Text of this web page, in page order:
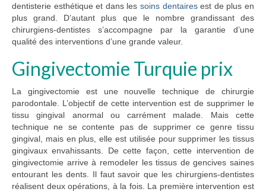
dentisterie esthétique et dans les soins dentairesest de plus en
plus grand. D’autant plus que le nombre grandissant des
chirurgiens-dentistes s’accompagne par la garantie d’une
qualité des interventions d’une grande valeur.
Gingivectomie Turquie prix
La gingivectomie est une nouvelle technique de chirurgie
parodontale. L’objectif de cette intervention est de supprimer le
tissu gingival anormal ou carrément malade. Mais cette
technique ne se contente pas de supprimer ce genre tissu
gingival, mais en plus, elle est utilisée pour supprimer les tissus
gingivaux envahissants. De cette façon, cette intervention de
gingivectomie arrive à remodeler les tissus de gencives saines
entourant les dents. Il faut savoir que les chirurgiens-dentistes
réalisent deux opérations, à la fois. La première intervention est